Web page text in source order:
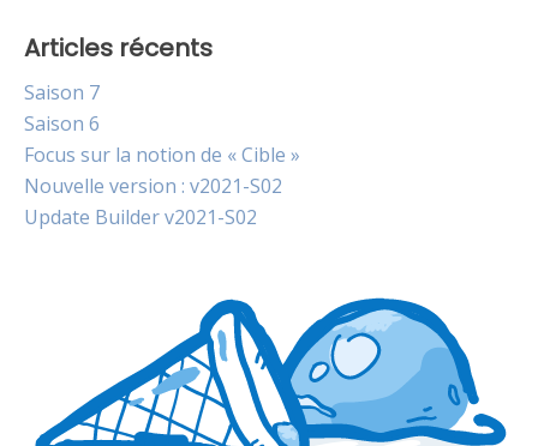
Articles récents
Saison 7
Saison 6
Focus sur la notion de « Cible »
Nouvelle version : v2021-S02
Update Builder v2021-S02